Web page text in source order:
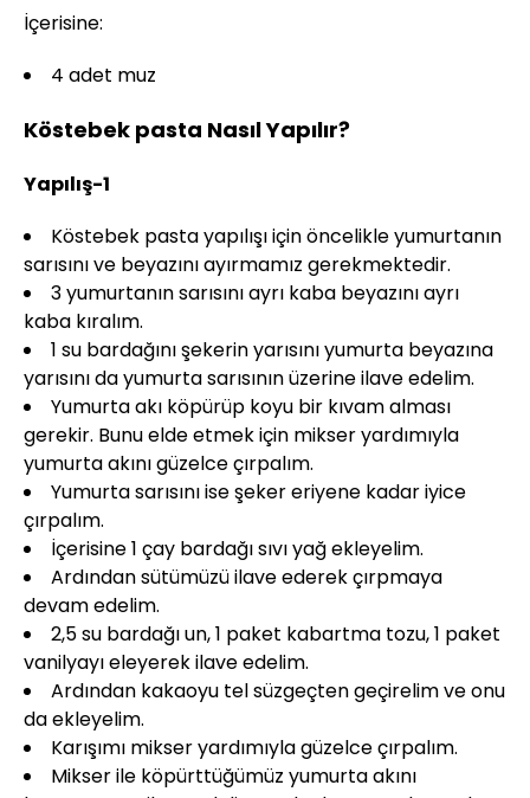
İçerisine:
4 adet muz
Köstebek pasta Nasıl Yapılır?
Yapılış-1
Köstebek pasta yapılışı için öncelikle yumurtanın
sarısını ve beyazını ayırmamız gerekmektedir.
3 yumurtanın sarısını ayrı kaba beyazını ayrı
kaba kıralım.
1 su bardağını şekerin yarısını yumurta beyazına
yarısını da yumurta sarısının üzerine ilave edelim.
Yumurta akı köpürüp koyu bir kıvam alması
gerekir. Bunu elde etmek için mikser yardımıyla
yumurta akını güzelce çırpalım.
Yumurta sarısını ise şeker eriyene kadar iyice
çırpalım.
İçerisine 1 çay bardağı sıvı yağ ekleyelim.
Ardından sütümüzü ilave ederek çırpmaya
devam edelim.
2,5 su bardağı un, 1 paket kabartma tozu, 1 paket
vanilyayı eleyerek ilave edelim.
Ardından kakaoyu tel süzgeçten geçirelim ve onu
da ekleyelim.
Karışımı mikser yardımıyla güzelce çırpalım.
Mikser ile köpürttüğümüz yumurta akını